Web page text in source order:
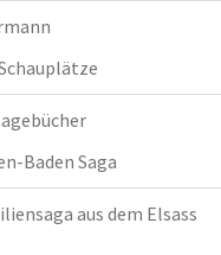
Baden Saga
aus dem Elsass